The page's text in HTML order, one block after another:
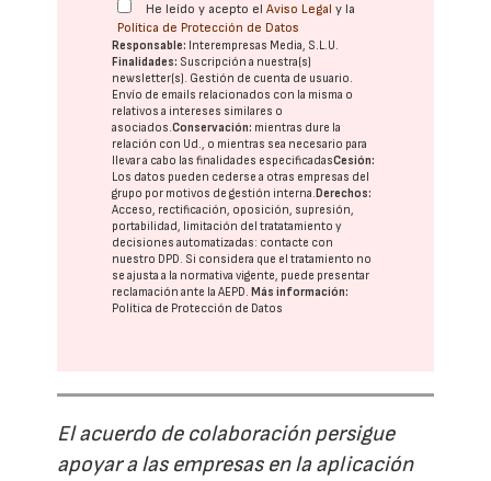
He leído y acepto elAviso Legal y la
Política de Protección de Datos
Responsable: Interempresas Media, S.L.U.
Finalidades: Suscripción a nuestra(s)
newsletter(s). Gestión de cuenta de usuario.
Envío de emails relacionados con la misma o
relativos a intereses similares o
asociados.Conservación: mientras dure la
relación con Ud., o mientras sea necesario para
llevar a cabo las finalidades especificadasCesión:
Los datos pueden cederse a otras empresas del
grupo por motivos de gestión interna. Derechos:
Acceso, rectificación, oposición, supresión,
portabilidad, limitación del tratatamiento y
decisiones automatizadas: contacte con
nuestro DPD. Si considera que el tratamiento no
se ajusta a la normativa vigente, puede presentar
reclamación ante laAEPD. Más información:
Política de Protección de Datos
El acuerdo de colaboración persigue
apoyar a las empresas en la aplicación